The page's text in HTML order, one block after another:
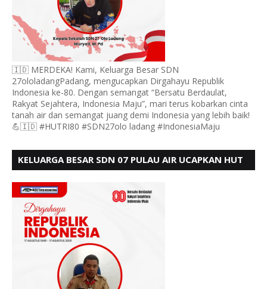
🇮🇩 MERDEKA! Kami, Keluarga Besar SDN
27ololadangPadang, mengucapkan Dirgahayu Republik
Indonesia ke-80. Dengan semangat “Bersatu Berdaulat,
Rakyat Sejahtera, Indonesia Maju”, mari terus kobarkan cinta
tanah air dan semangat juang demi Indonesia yang lebih baik!
💪🇮🇩 #HUTRI80 #SDN27olo ladang #IndonesiaMaju
KELUARGA BESAR SDN 07 PULAU AIR UCAPKAN HUT